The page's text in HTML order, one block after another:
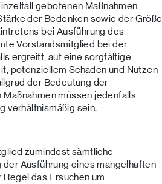
gebotenen Maßnahmen
der Bedenken sowie der Größe
bei Ausführung des
Vorstandsmitglied bei der
ergreift, auf eine sorgfältige
potenziellem Schaden und Nutzen
der Bedeutung der
müssen jedenfalls
verhältnismäßig sein.
zumindest sämtliche
Ausführung eines mangelhaften
das Ersuchen um